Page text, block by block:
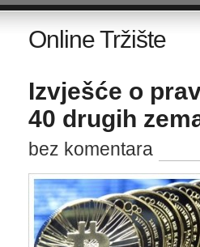
Online Tržište
Izvješće o
40 drugih
bez komentara